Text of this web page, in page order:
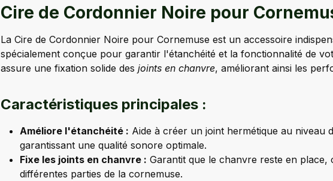
Cire de Cordonnier Noire pour
La Cire de Cordonnier Noire pour Cornemuse est un accessoire
spécialement conçue pour garantir l'étanchéité et la fonctionnalité de
assure une fixation solide des joints en chanvre, améliorant ainsi les
Caractéristiques principales :
Améliore l'étanchéité : Aide à créer un joint hermétique au niveau
garantissant une qualité sonore optimale.
Fixe les joints en chanvre : Garantit que le chanvre reste en
différentes parties de la cornemuse.